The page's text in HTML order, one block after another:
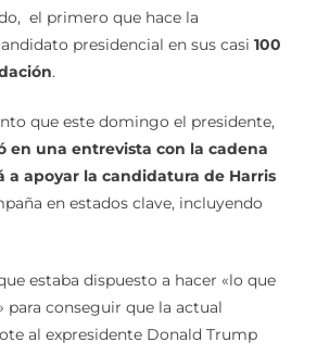
el primero que hace la
presidencial en sus casi 100
.
que este domingo el presidente,
en una entrevista con la cadena
a apoyar la candidatura de Harris
en estados clave, incluyendo
estaba dispuesto a hacer «lo que
para conseguir que la actual
al expresidente Donald Trump